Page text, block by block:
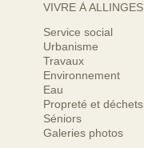
VIVRE À ALLINGES
Service social
Urbanisme
Travaux
Environnement
Eau
Propreté et déchets
Séniors
Galeries photos